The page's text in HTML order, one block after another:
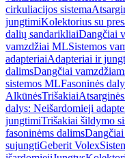
cirkuliacijos sistema
jungtimiKolektorius su
dalių sandarikliaiDangčiai
vamzdžiai MLSistemos
adapteriaiAdapteriai ir
dalimsDangčiai
sistemos MLFasoninės
AlkūnėsTrišakiai
dalys: Neišardomieji
jungtimiTrišakiai šildymo
fasoninėms dalims
sujungtiGeberit Volex